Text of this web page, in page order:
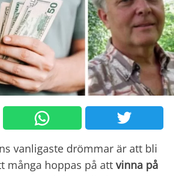
vanligaste drömmar är att bli
många hoppas på att vinna på